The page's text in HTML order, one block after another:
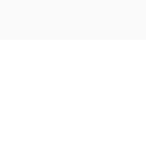
produktionsberedning.